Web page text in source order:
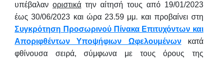
υπέβαλαν οριστικά την αίτησή τους από 19/01/2023
έως 30/06/2023 και ώρα 23.59 μμ. και προβαίνει στη
Συγκρότηση Προσωρινού Πίνακα Επιτυχόντων και
Αποριφθέντων Υποψήφιων Ωφελουμένων
κατά
φθίνουσα σειρά, σύμφωνα με τους όρους της